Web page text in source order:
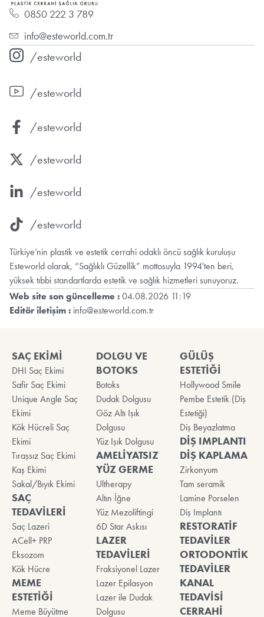
0850 222 3 789
info@esteworld.com.tr
/esteworld
/esteworld
/esteworld
/esteworld
/esteworld
/esteworld
Türkiye’nin plastik ve estetik cerrahi odaklı öncü sağlık kuruluşu
Esteworld olarak, “Sağlıklı Güzellik” mottosuyla 1994'ten beri,
yüksek tıbbi standartlarda estetik ve sağlık hizmetleri sunuyoruz.
Web site son güncelleme : 04.08.2026 11:19
Editör iletişim : info@esteworld.com.tr
SAÇ EKİMİ
DHI Saç Ekimi
Safir Saç Ekimi
Unique Angle Saç
Ekimi
Kök Hücreli Saç
Ekimi
Tıraşsız Saç Ekimi
Kaş Ekimi
Sakal/Bıyık Ekimi
SAÇ
TEDAVİLERİ
Saç Lazeri
ACell+ PRP
Eksozom
Kök Hücre
MEME
ESTETİĞİ
Meme Büyütme
DOLGU VE
BOTOKS
Botoks
Dudak Dolgusu
Göz Altı Işık
Dolgusu
Yüz Işık Dolgusu
AMELİYATSIZ
YÜZ GERME
Ultherapy
Altın İğne
Yüz Mezoliftingi
6D Star Askısı
LAZER
TEDAVİLERİ
Fraksiyonel Lazer
Lazer Epilasyon
Lazer ile Dudak
Dolgusu
GÜLÜŞ
ESTETİĞİ
Hollywood Smile
Pembe Estetik (Diş
Estetiği)
Diş Beyazlatma
DİŞ IMPLANTI
DİŞ KAPLAMA
Zirkonyum
Tam seramik
Lamine Porselen
Diş Implantı
RESTORATİF
TEDAVİLER
ORTODONTİK
TEDAVİLER
KANAL
TEDAVİSİ
CERRAHİ